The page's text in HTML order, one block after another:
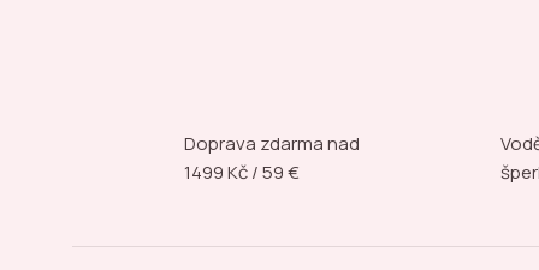
Doprava zdarma nad
1499 Kč / 59 €